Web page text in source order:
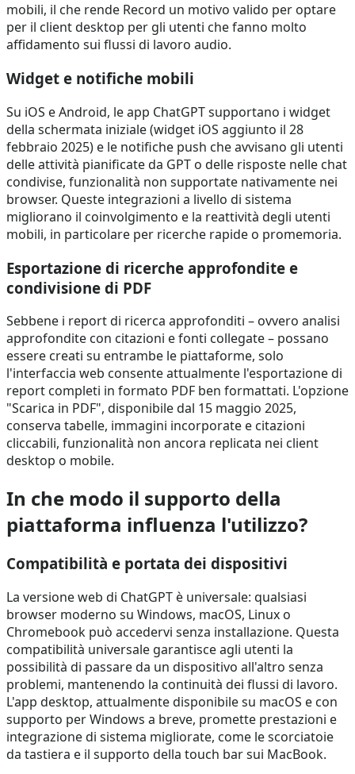
mobili, il che rende Record un motivo valido per optare
per il client desktop per gli utenti che fanno molto
affidamento sui flussi di lavoro audio.
Widget e notifiche mobili
Su iOS e Android, le app ChatGPT supportano i widget
della schermata iniziale (widget iOS aggiunto il 28
febbraio 2025) e le notifiche push che avvisano gli utenti
delle attività pianificate da GPT o delle risposte nelle chat
condivise, funzionalità non supportate nativamente nei
browser. Queste integrazioni a livello di sistema
migliorano il coinvolgimento e la reattività degli utenti
mobili, in particolare per ricerche rapide o promemoria.
Esportazione di ricerche approfondite e
condivisione di PDF
Sebbene i report di ricerca approfonditi – ovvero analisi
approfondite con citazioni e fonti collegate – possano
essere creati su entrambe le piattaforme, solo
l'interfaccia web consente attualmente l'esportazione di
report completi in formato PDF ben formattati. L'opzione
"Scarica in PDF", disponibile dal 15 maggio 2025,
conserva tabelle, immagini incorporate e citazioni
cliccabili, funzionalità non ancora replicata nei client
desktop o mobile.
In che modo il supporto della
piattaforma influenza l'utilizzo?
Compatibilità e portata dei dispositivi
La versione web di ChatGPT è universale: qualsiasi
browser moderno su Windows, macOS, Linux o
Chromebook può accedervi senza installazione. Questa
compatibilità universale garantisce agli utenti la
possibilità di passare da un dispositivo all'altro senza
problemi, mantenendo la continuità dei flussi di lavoro.
L'app desktop, attualmente disponibile su macOS e con
supporto per Windows a breve, promette prestazioni e
integrazione di sistema migliorate, come le scorciatoie
da tastiera e il supporto della touch bar sui MacBook.